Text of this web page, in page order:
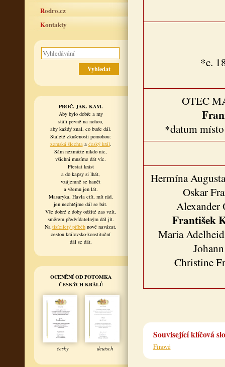
Rodro.cz
Kontakty
PROČ. JAK. KAM.
Aby bylo dobře a my
stáli pevně na nohou,
aby každý znal, co bude dál.
Staleté zkušenosti pomohou:
zemská šlechtaa český král.
Sám nezmůže nikdo nic,
všichni musíme dát víc.
Přestat krást
a do kapsy si lhát,
vzájemně se hanět
a všemu jen lát.
Masaryka, Havla ctít, mít rád,
jen nechtějme dál se bát.
Vše dobré z doby odžité zas vzít,
směrem předvídatelným dál jít.
Na tisíciletý příběh nově navázat,
cestou královsko-konstituční
dál se dát.
OCENĚNÍ OD POTOMKA
ČESKÝCH KRÁLŮ
česky deutsch
*c.
OTEC
*datum
Hermína
Oskar
Alexander
František
Maria
Christine
Související klíčová
Finové